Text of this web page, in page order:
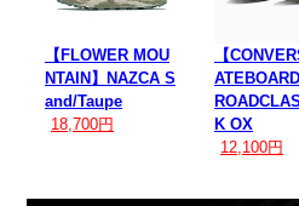
【FLOWER MOU
NTAIN】NAZCA S
and/Taupe
18,700円
【
K OX
12,100円